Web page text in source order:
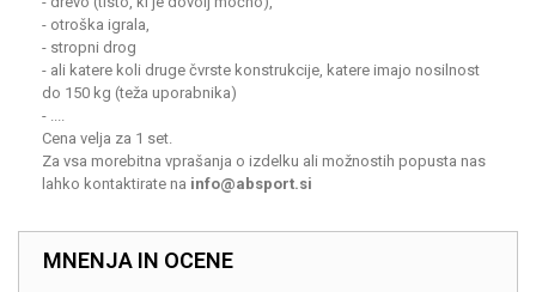
- otroška igrala,
- stropni drog
- ali katere koli druge čvrste konstrukcije, katere imajo nosilnost
do 150 kg (teža uporabnika)
- ....
Cena velja za 1 set.
Za vsa morebitna vprašanja o izdelku ali možnostih popusta nas
lahko kontaktirate na info@absport.si
MNENJA IN OCENE